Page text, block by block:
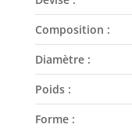
Composition :
Diamètre :
Poids :
Forme :